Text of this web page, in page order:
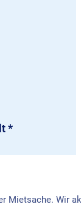
*
Mietsache. Wir